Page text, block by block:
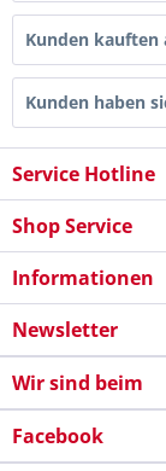
Kunden kauften
Kunden haben
Service Hotline
Shop Service
Informationen
Newsletter
Wir sind beim
Facebook